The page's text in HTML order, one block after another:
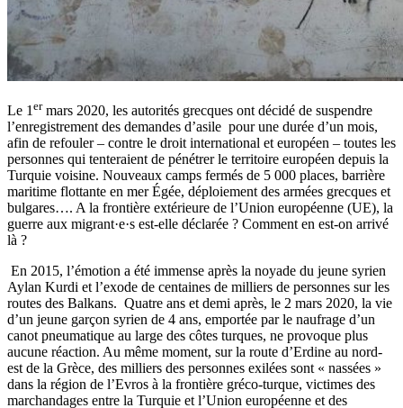
Le 1 ermars 2020, les autorités grecques ont décidé de suspendre
l’enregistrement des demandes d’asile pour une durée d’un mois,
afin de refouler – contre le droit international et européen – toutes les
personnes qui tenteraient de pénétrer le territoire européen depuis la
Turquie voisine. Nouveaux camps fermés de 5 000 places, barrière
maritime flottante en mer Égée, déploiement des armées grecques et
bulgares…. A la frontière extérieure de l’Union européenne (UE), la
guerre aux migrant·e·s est-elle déclarée ? Comment en est-on arrivé
là ?
En 2015, l’émotion a été immense après la noyade du jeune syrien
Aylan Kurdi et l’exode de centaines de milliers de personnes sur les
routes des Balkans. Quatre ans et demi après, le 2 mars 2020, la vie
d’un jeune garçon syrien de 4 ans, emportée par le naufrage d’un
canot pneumatique au large des côtes turques, ne provoque plus
aucune réaction. Au même moment, sur la route d’Erdine au nord-
est de la Grèce, des milliers des personnes exilées sont « nassées »
dans la région de l’Evros à la frontière gréco-turque, victimes des
marchandages entre la Turquie et l’Union européenne et des